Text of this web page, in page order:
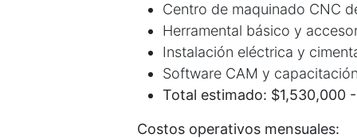
Centro de maquinado CNC
Herramental básico y
Instalación eléctrica y
Software CAM y
Total estimado: $1,530,000
Costos operativos mensuales: